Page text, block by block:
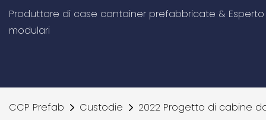
Produttore di case container prefabbricate &
modulari
CCP Prefab Custodie 2022 Progetto di cabine